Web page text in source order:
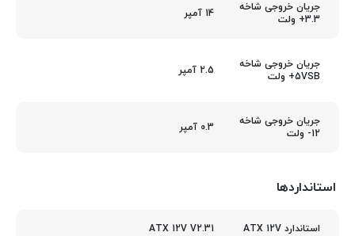
جریان خروجی شاخه
3.3+ ولت
14 آمپر
جریان خروجی شاخه
5VSB+ ولت
2.5 آمپر
جریان خروجی شاخه
12- ولت
0.3 آمپر
استانداردها
استاندارد ATX 12V ATX 12V V2.31